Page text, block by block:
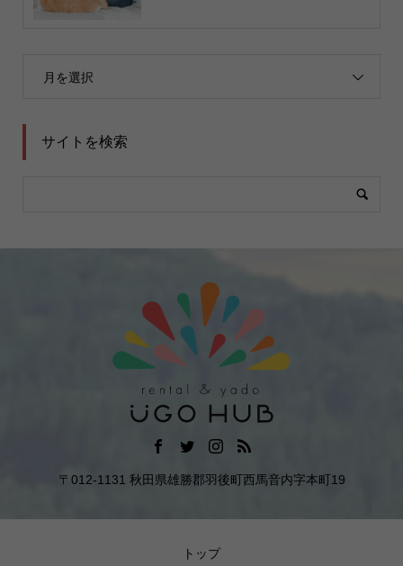
月を選択
サイトを検索
〒012-1131 秋田県雄勝郡羽後町西馬音内字本町19
トップ